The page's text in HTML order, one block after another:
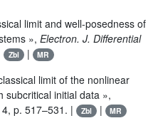
limit and well-posedness of
», Electron. J. Differential
Zbl | MR
limit of the nonlinear
subcritical initial data »,
p. 517–531. | Zbl | MR